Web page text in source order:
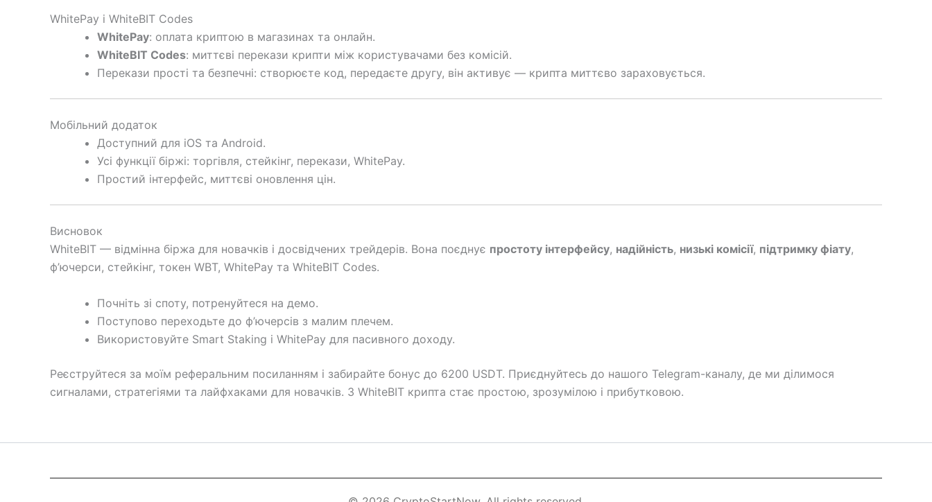
WhitePay і WhiteBIT Codes
WhitePay: оплата криптою в магазинах та онлайн.
WhiteBIT Codes: миттєві перекази крипти між користувачами без комісій.
Перекази прості та безпечні: створюєте код, передаєте другу, він активує — крипта миттєво зараховується.
Мобільний додаток
Доступний для iOS та Android.
Усі функції біржі: торгівля, стейкінг, перекази, WhitePay.
Простий інтерфейс, миттєві оновлення цін.
Висновок
WhiteBIT — відмінна біржа для новачків і досвідчених трейдерів. Вона поєднує простоту інтерфейсу, надійність, низькі комісії, підтримку фіату,
ф’ючерси, стейкінг, токен WBT, WhitePay та WhiteBIT Codes.
Почніть зі споту, потренуйтеся на демо.
Поступово переходьте до ф’ючерсів з малим плечем.
Використовуйте Smart Staking і WhitePay для пасивного доходу.
Реєструйтеся за моїм реферальним посиланням і забирайте бонус до 6200 USDT. Приєднуйтесь до нашого Telegram-каналу, де ми ділимося
сигналами, стратегіями та лайфхаками для новачків. З WhiteBIT крипта стає простою, зрозумілою і прибутковою.